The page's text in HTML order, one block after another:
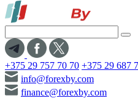
+375 29 757 70 70 +375 29 687
info@forexby.com
finance@forexby.com